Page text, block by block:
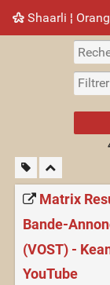
Shaarli ¦
Nuage de tags
Matrix
Bande-
(VOST) -
YouTube